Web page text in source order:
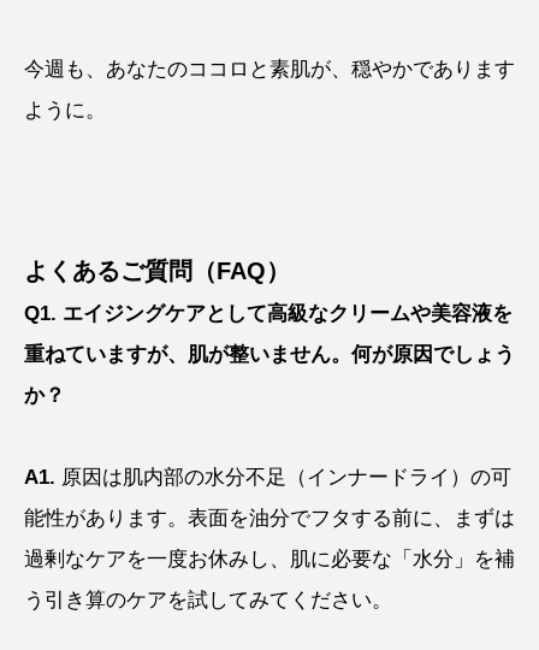
今週も、あなたのココロと素肌が、穏やかであります
ように。
よくあるご質問（FAQ）
Q1. エイジングケアとして高級なクリームや美容液を
重ねていますが、肌が整いません。何が原因でしょう
か？
A1. 原因は肌内部の水分不足（インナードライ）の可
能性があります。表面を油分でフタする前に、まずは
過剰なケアを一度お休みし、肌に必要な「水分」を補
う引き算のケアを試してみてください。